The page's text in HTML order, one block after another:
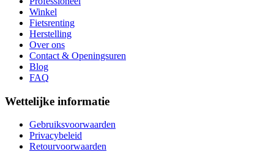
Winkel
Fietsrenting
Herstelling
Over ons
Contact & Openingsuren
Blog
FAQ
Wettelijke informatie
Gebruiksvoorwaarden
Privacybeleid
Retourvoorwaarden